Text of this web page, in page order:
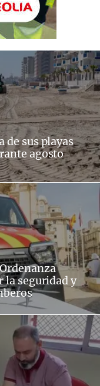
de sus playas
agosto
la seguridad y